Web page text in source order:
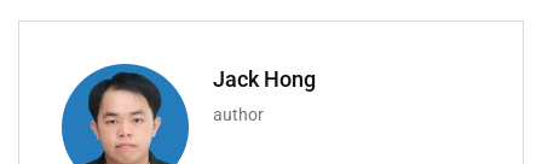
Jack Hong
author